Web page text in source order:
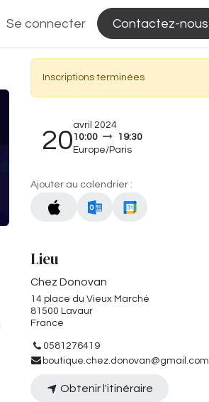
Se connecter Contactez-nous
Inscriptions terminées
20
avril 2024
10:00
19:30
Europe/Paris
Ajouter au calendrier :
Lieu
Chez Donovan
14 place du Vieux Marché
81500 Lavaur
France
0581276419
boutique.chez.donovan@gmail.com
Obtenir l'itinéraire